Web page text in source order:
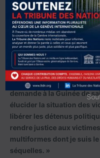
Abdoul Sacko a enfin
l’espace public et
des libertés de presse et
norme du processus de
contre les principes et
Pour conclure, il a lancé
demande à la Guinée de
élucider la situation des
libérer les détenus
rendre justice aux
multiformes dont je suis
séquelles. »